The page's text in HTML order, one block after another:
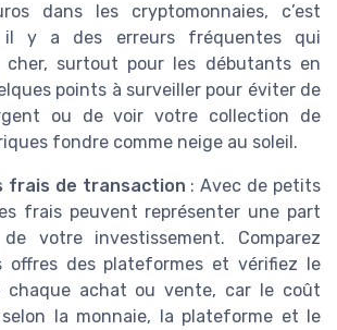
dans les cryptomonnaies, c’est
il y a des erreurs fréquentes qui
cher, surtout pour les débutants en
points à surveiller pour éviter de
ou de voir votre collection de
fondre comme neige au soleil.
frais de transaction : Avec de petits
frais peuvent représenter une part
votre investissement. Comparez
offres des plateformes et vérifiez le
chaque achat ou vente, car le coût
la monnaie, la plateforme et le